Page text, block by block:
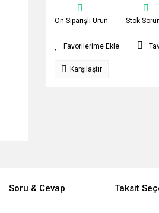
Ön Siparişli Ürün Stok
Karşılaştır
Soru & Cevap Taksit